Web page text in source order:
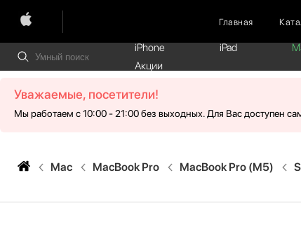
Главная
iPhone iPad
Акции
Уважаемые, посетители!
Мы работаем с 10:00 - 21:00 без выходных. Для Вас доступен
Mac MacBook Pro MacBook Pro (M5)